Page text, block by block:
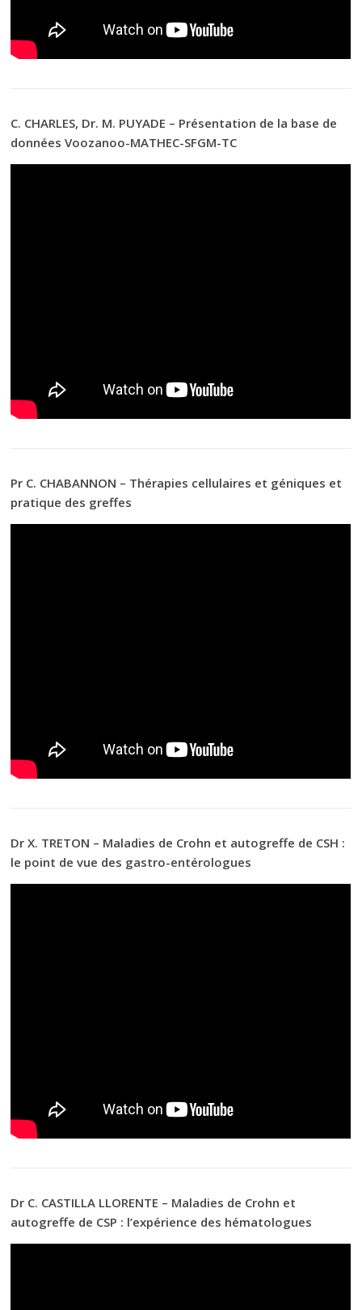
C. CHARLES, Dr. M. PUYADE – Présentation de la base de
données Voozanoo-MATHEC-SFGM-TC
Pr C. CHABANNON – Thérapies cellulaires et géniques et
pratique des greffes
Dr X. TRETON – Maladies de Crohn et autogreffe de CSH :
le point de vue des gastro-entérologues
Dr C. CASTILLA LLORENTE – Maladies de Crohn et
autogreffe de CSP : l’expérience des hématologues